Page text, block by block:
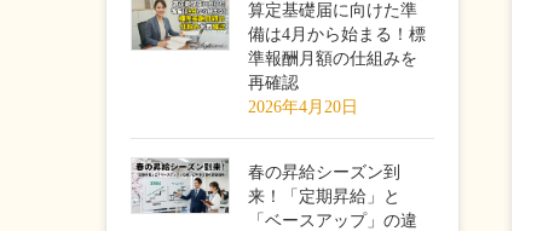
算定基礎届に向けた準
備は4月から始まる！標
準報酬月額の仕組みを
再確認
2026年4月20日
春の昇給シーズン到
来！「定期昇給」と
「ベースアップ」の違